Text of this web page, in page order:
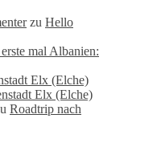
zu Hello
mal Albanien:
Elx (Elche)
Elx (Elche)
Roadtrip nach